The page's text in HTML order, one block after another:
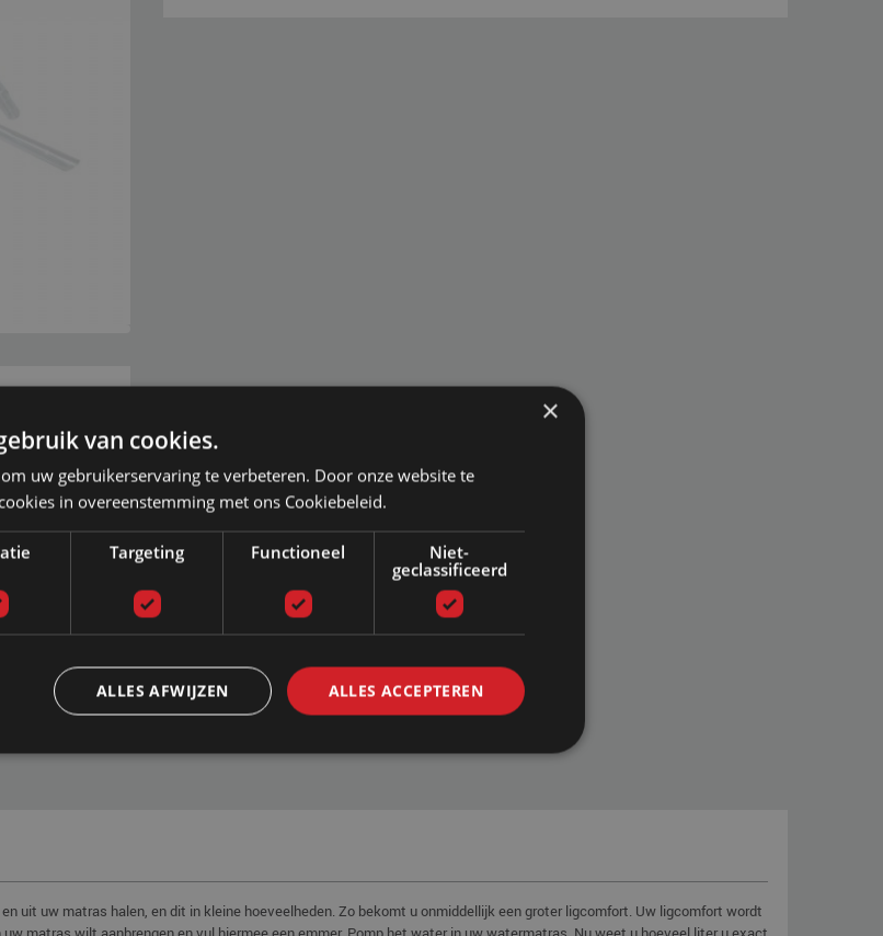
uit uw matras halen, en dit in kleine hoeveelheden. Zo bekomt u onmiddellijk een groter ligcomfort. Uw ligcomfort wordt
×
van cookies.
uw gebruikerservaring te verbeteren. Door onze website te
in overeenstemming met ons Cookiebeleid.
Targeting Functioneel
Niet-
geclassificeerd
ALLES ACCEPTEREN
ALLES AFWIJZEN